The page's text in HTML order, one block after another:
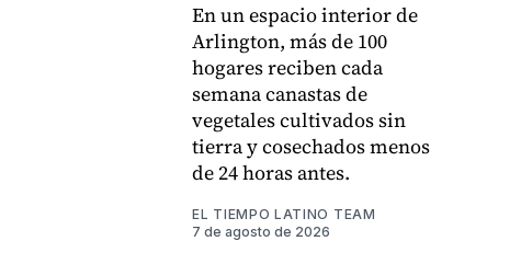
En un espacio interior de
Arlington, más de 100
hogares reciben cada
semana canastas de
vegetales cultivados sin
tierra y cosechados menos
de 24 horas antes.
EL TIEMPO LATINO TEAM
7 de agosto de 2026